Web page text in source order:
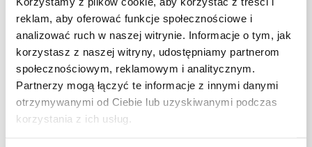
reklam, aby oferować funkcje społecznościowe i
analizować ruch w naszej witrynie. Informacje o tym, jak
korzystasz z naszej witryny, udostępniamy partnerom
społecznościowym, reklamowym i analitycznym.
Partnerzy mogą łączyć te informacje z innymi danymi
otrzymywanymi od Ciebie lub uzyskiwanymi podczas
korzystania z ich usług.